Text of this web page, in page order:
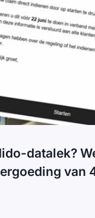
datalek?
van